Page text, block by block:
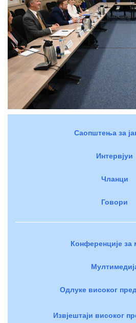
Саопштења за
Интервјуи
Чланци
Говори
Конференције за
Одлуке високог
Извјештаји високог